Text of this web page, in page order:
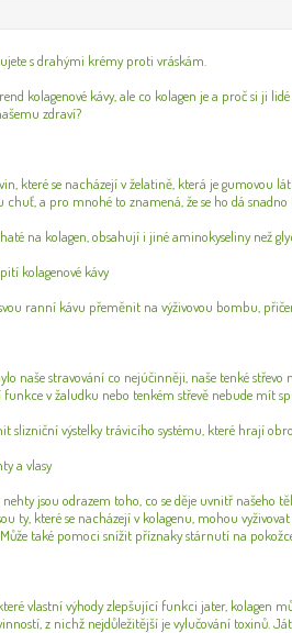
s drahými krémy proti vráskám.
kolagenové kávy, ale co kolagen je a proč si ji
zdraví?
které se nacházejí v želatině, která je gumovou
chuť, a pro mnohé to znamená, že se ho dá
na kolagen, obsahují i ​​jiné aminokyseliny než
kolagenové kávy
ranní kávu přeměnit na výživovou bombu,
naše stravování co nejúčinněji, naše tenké
funkce v žaludku nebo tenkém střevě nebude mít
slizniční výstelky trávicího systému, které hrají
a vlasy
nehty jsou odrazem toho, co se děje uvnitř našeho
ty, které se nacházejí v kolagenu, mohou
také pomoci snížit příznaky stárnutí na
vlastní výhody zlepšující funkci jater, kolagen
z nichž nejdůležitější je vylučování toxinů.